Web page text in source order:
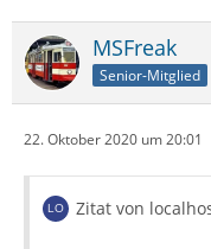
MSFreak
Senior-Mitglied
22. Oktober 2020 um 20:01
Zitat von